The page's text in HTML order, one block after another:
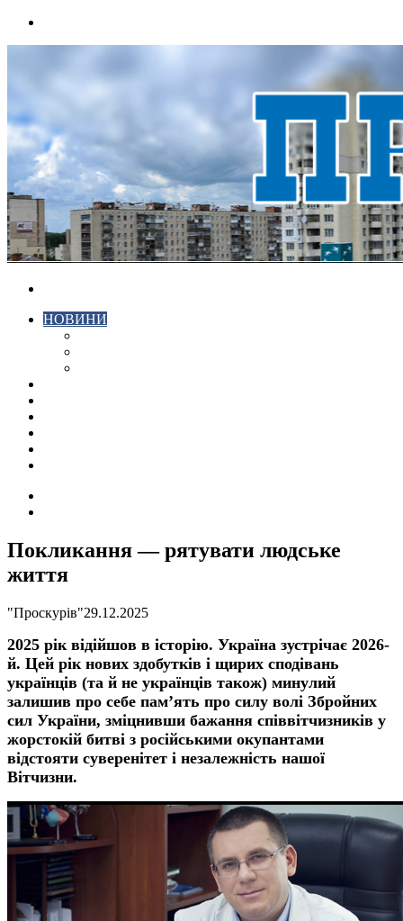
НОВИНИ
Покликання — рятувати людське
життя
"Проскурів"29.12.2025
2025 рік відійшов в історію. Україна зустрічає 2026-
й. Цей рік нових здобутків і щирих сподівань
українців (та й не українців також) минулий
залишив про себе пам’ять про силу волі Збройних
сил України, зміцнивши бажання співвітчизників у
жорстокій битві з російськими окупантами
відстояти суверенітет і незалежність нашої
Вітчизни.